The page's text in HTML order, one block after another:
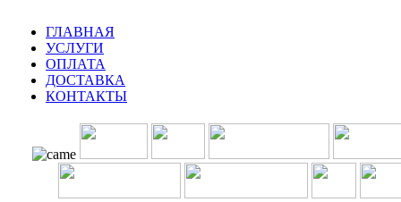
ГЛАВНАЯ
УСЛУГИ
ОПЛАТА
ДОСТАВКА
КОНТАКТЫ